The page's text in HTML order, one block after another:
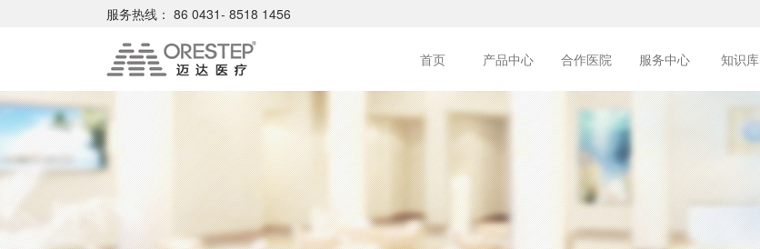
服务热线： 86 0431- 8518 1456
首页 产品中心 合作医院 服务中心 知识库